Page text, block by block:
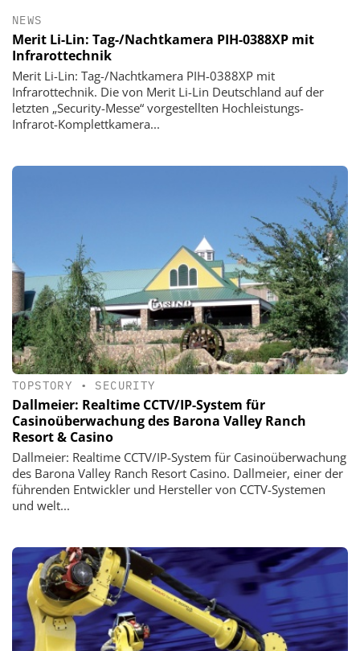
NEWS
Merit Li-Lin: Tag-/Nachtkamera PIH-0388XP mit
Infrarottechnik
Merit Li-Lin: Tag-/Nachtkamera PIH-0388XP mit
Infrarottechnik. Die von Merit Li-Lin Deutschland auf der
letzten „Security-Messe“ vorgestellten Hochleistungs-
Infrarot-Komplettkamera...
TOPSTORY • SECURITY
Dallmeier: Realtime CCTV/IP-System für
Casinoüberwachung des Barona Valley Ranch
Resort & Casino
Dallmeier: Realtime CCTV/IP-System für Casinoüberwachung
des Barona Valley Ranch Resort Casino. Dallmeier, einer der
führenden Entwickler und Hersteller von CCTV-Systemen
und welt...